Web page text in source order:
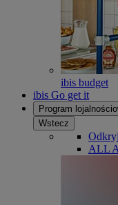
ibis budget
ibis Go get it
Program
Wstecz
ALL